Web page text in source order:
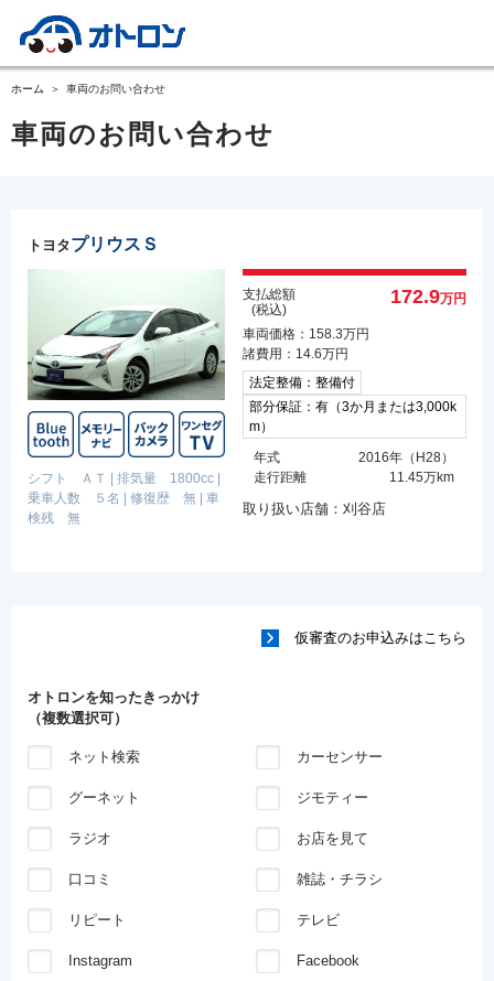
ホーム 車両のお問い合わせ
車両のお問い合わせ
トヨタプリウスＳ
シフト ＡＴ 排気量 1800cc
乗車人数 ５名
修復歴 無
車
検残 無
支払総額
(税込)
172.9万円
車両価格：158.3万円
諸費用：14.6万円
法定整備：整備付
部分保証：有（3か月または3,000k
m）
年式
2016年（H28）
走行距離
11.45万km
取り扱い店舗：刈谷店
仮審査のお申込みはこちら
オトロンを知ったきっかけ
（複数選択可）
ネット検索 カーセンサー
グーネット ジモティー
ラジオ お店を見て
口コミ 雑誌・チラシ
リピート テレビ
Instagram Facebook